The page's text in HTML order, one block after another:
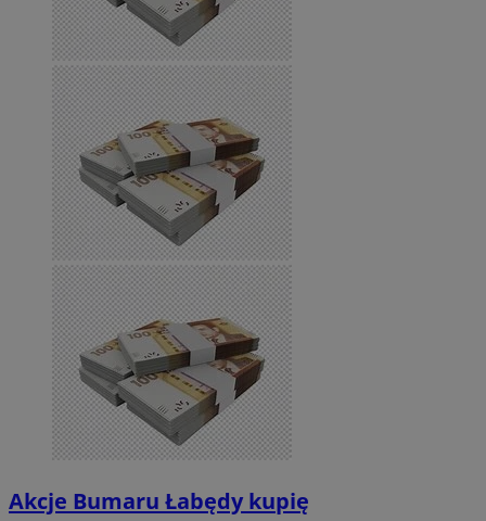
Akcje Bumaru Łabędy kupię